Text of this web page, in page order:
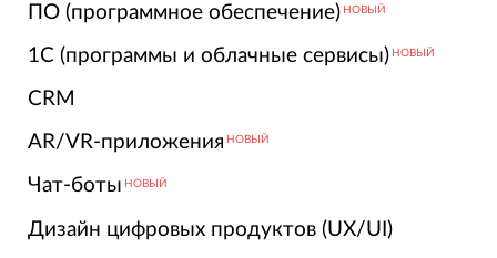
ПО (программное обеспечение) НОВЫЙ
1С (программы и облачные сервисы) НОВЫЙ
CRM
AR/VR-приложения НОВЫЙ
Чат-боты НОВЫЙ
Дизайн цифровых продуктов (UX/UI)